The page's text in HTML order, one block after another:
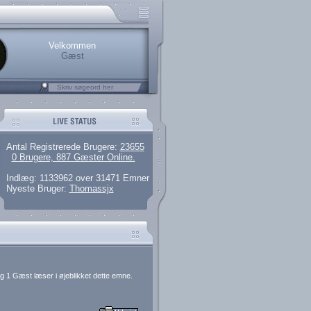
brugere
artikler og 135 guides
her.
Velkommen
Gæst
Antal Registrerede Brugere: 23655
0 Brugere, 887 Gæster Online.
Indlæg: 1133962 over 31471 Emner
Nyeste Bruger: Thomassjx
1 Gæst læser i øjeblikket dette emne.